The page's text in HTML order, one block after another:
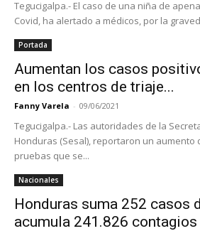
Tegucigalpa.- El caso de una niña de
Covid, ha alertado a médicos, por la
Portada
Aumentan los casos
en los centros de triaje...
Fanny Varela - 09/06/2021
Tegucigalpa.- Las autoridades de la
Honduras (Sesal), reportaron un aumento
pruebas que se...
Nacionales
Honduras suma 252 casos
acumula 241.826 contagios